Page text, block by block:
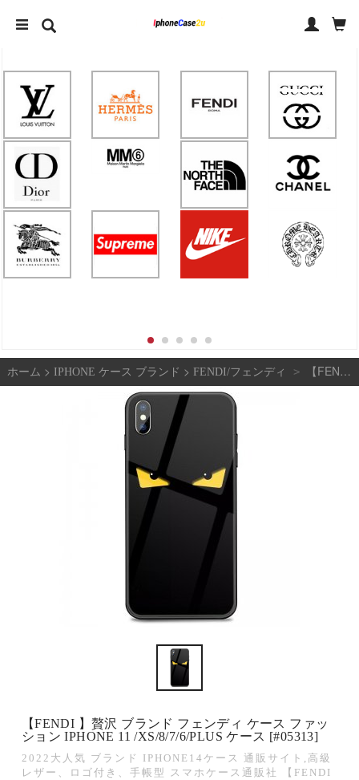
ホーム > IPHONE ケース ブランド > FENDI/フェンディ > 【FENDI 】贅沢 ブランド フェンディ ケース ファッション iPhone 11 /XS/8/7/6/plus ケース [#05313]
【FENDI 】贅沢 ブランド フェンディ ケース ファッ
ション IPHONE 11 /XS/8/7/6/PLUS ケース [#05313]
2022大人気 ブランド IPHONE14ケース 通販サイト,高級
レザー、ロゴ付き、手帳型 スマホケース通販社 【FENDI